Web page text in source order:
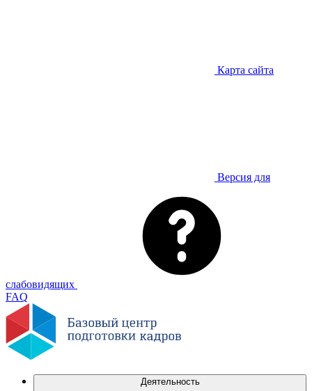
Карта сайта
Версия для
слабовидящих
FAQ
Деятельность